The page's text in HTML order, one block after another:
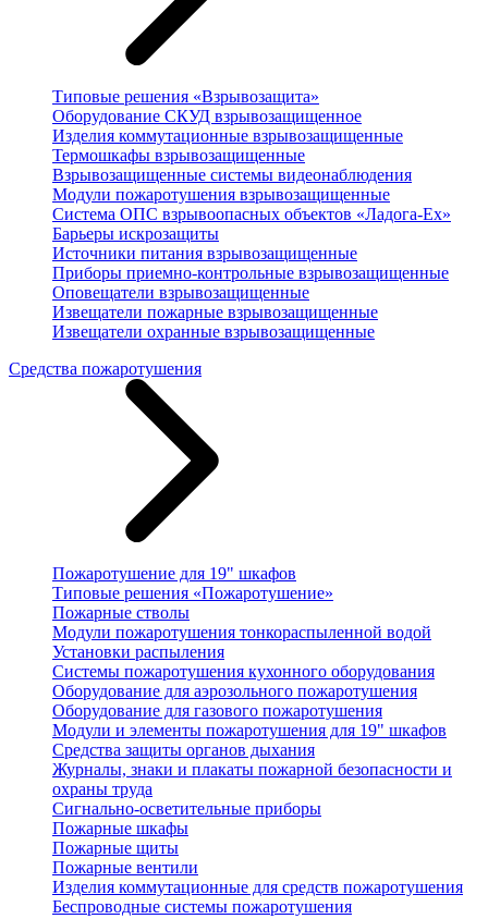
Типовые решения «Взрывозащита»
Оборудование СКУД взрывозащищенное
Изделия коммутационные взрывозащищенные
Термошкафы взрывозащищенные
Взрывозащищенные системы видеонаблюдения
Модули пожаротушения взрывозащищенные
Система ОПС взрывоопасных объектов «Ладога-Ex»
Барьеры искрозащиты
Источники питания взрывозащищенные
Приборы приемно-контрольные взрывозащищенные
Оповещатели взрывозащищенные
Извещатели пожарные взрывозащищенные
Извещатели охранные взрывозащищенные
Средства пожаротушения
Пожаротушение для 19" шкафов
Типовые решения «Пожаротушение»
Пожарные стволы
Модули пожаротушения тонкораспыленной водой
Установки распыления
Системы пожаротушения кухонного оборудования
Оборудование для аэрозольного пожаротушения
Оборудование для газового пожаротушения
Модули и элементы пожаротушения для 19" шкафов
Средства защиты органов дыхания
Журналы, знаки и плакаты пожарной безопасности и
охраны труда
Сигнально-осветительные приборы
Пожарные шкафы
Пожарные щиты
Пожарные вентили
Изделия коммутационные для средств пожаротушения
Беспроводные системы пожаротушения